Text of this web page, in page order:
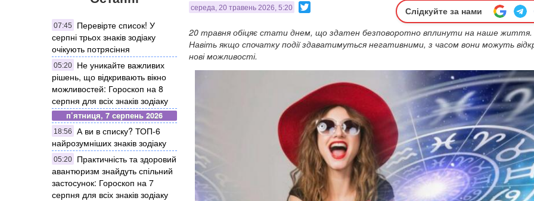
07:45
Перевірте список! У
серпні трьох знаків зодіаку
очікують потрясіння
05:20
Не уникайте важливих
рішень, що відкривають вікно
можливостей: Гороскоп на 8
серпня для всіх знаків зодіаку
п’ятниця, 7 серпень 2026
18:56
А ви в списку? ТОП-6
найрозумніших знаків зодіаку
05:20
Практичність та здоровий
авантюризм знайдуть спільний
застосунок: Гороскоп на 7
серпня для всіх знаків зодіаку
середа, 20 травень 2026, 5:20 Слідкуйте за нами
20 травня обіцяє стати днем, що здатен безповоротно вплинути на наше життя.
Навіть якщо спочатку події здаватимуться негативними, з часом вони можуть
нові можливості.